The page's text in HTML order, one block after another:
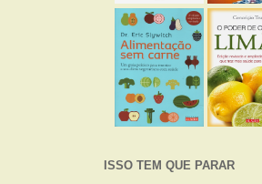
ISSO TEM QUE PARAR